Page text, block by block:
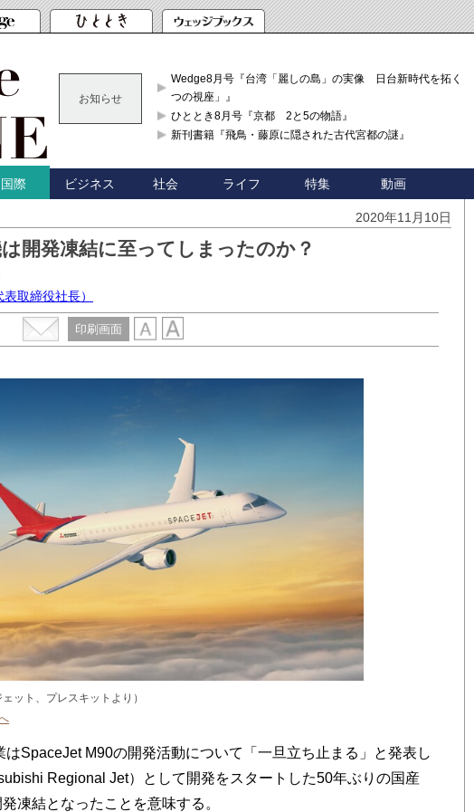
お知らせ
Wedge8月号『台湾「麗しの島」の実像 日台新時代を拓く「3
つの視座」』
ひととき8月号『京都 2と5の物語』
新刊書籍『飛鳥・藤原に隠された古代宮都の謎』
国際 ビジネス 社会 ライフ 特集 動画
2020年11月10日
開発凍結に至ってしまったのか？
取締役社長）
印刷画面
ェット、プレスキットより）
SpaceJet M90の開発活動について「一旦立ち止まる」と発表し
Regional Jet）として開発をスタートした50年ぶりの国産
凍結となったことを意味する。